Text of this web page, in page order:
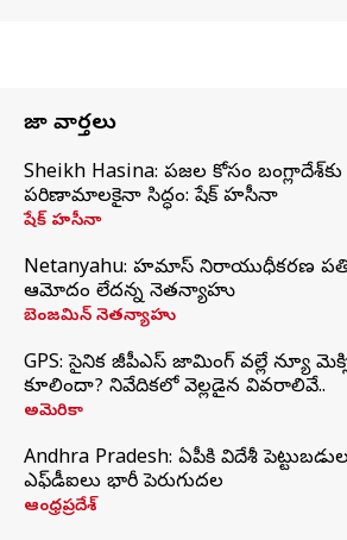
తాజా వార్తలు
Sheikh Hasina: ప్రజల కోసం
పరిణామాలకైనా సిద్ధం: షేక్ హసీనా
షేక్ హసీనా
Netanyahu: హమాస్ నిరాయుధీకరణ
ఆమోదం లేదన్న నెతన్యాహు
బెంజమిన్ నెతన్యాహు
GPS: సైనిక జీపీఎస్ జామింగ్ వల్లే న్యూ
కూలిందా? నివేదికలో వెల్లడైన వివరాలివే..
అమెరికా
Andhra Pradesh: ఏపీకి విదేశీ
ఎఫ్‌డీఐలు భారీ పెరుగుదల
ఆంధ్రప్రదేశ్